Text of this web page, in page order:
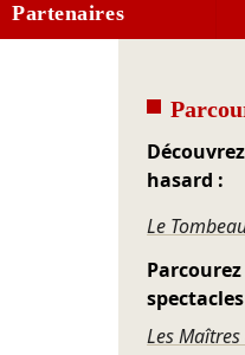
Partenaires
hasard :
Le
Les